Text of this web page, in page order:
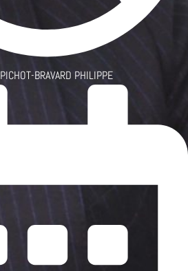
PICHOT-BRAVARD PHILIPPE